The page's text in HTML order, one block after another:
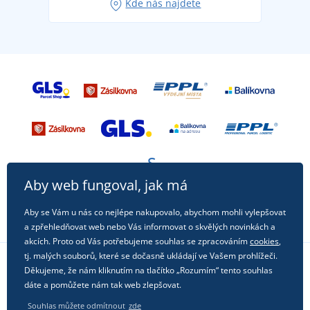
Kde nás najdete
Sledujte nás na sociálních sítích
Aby web fungoval, jak má
Aby se Vám u nás co nejlépe nakupovalo, abychom mohli vylepšovat
a zpřehledňovat web nebo Vás informovat o skvělých novinkách a
akcích. Proto od Vás potřebujeme souhlas se zpracovánímcookies,
tj. malých souborů, které se dočasně ukládají ve Vašem prohlížeči.
Děkujeme, že nám kliknutím na tlačítko „Rozumím“ tento souhlas
dáte a pomůžete nám tak web zlepšovat.
Souhlas můžete odmítnout zde